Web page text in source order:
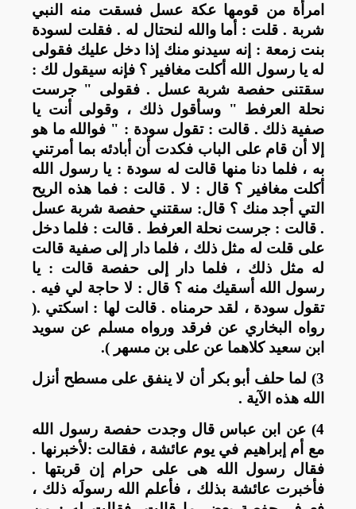
امرأة من قومها عكة عسل فسقت منه النبي
شربة . قلت : أما والله لنحتال له . فقلت لسودة
بنت زمعة : إنه سيدنو منك إذا دخل عليك فقولى
له يا رسول الله أكلت مغافير ؟ فإنه سيقول لك :
سقتنى حفصة شربة عسل . فقولى " جرست
نحلة العرفط " وسأقول ذلك ، وقولى أنت يا
صفية ذلك . قالت : تقول سودة : " فوالله ما هو
إلا أن قام على الباب فكدت أن أبادئه بما أمرتني
به ، فلما دنا منها قالت له سودة : يا رسول الله
أكلت مغافير ؟ قال : لا . قالت : فما هذه الريح
التي أجد منك ؟ قال: سقتني حفصة شربة عسل
. قالت : جرست نحلة العرفط . قالت : فلما دخل
على قلت له مثل ذلك ، فلما دار إلى صفية قالت
له مثل ذلك ، فلما دار إلى حفصة قالت : يا
رسول الله أسقيك منه ؟ قال : لا حاجة لي فيه .
تقول سودة ، لقد حرمناه . قالت لها : اسكتي .(
رواه البخاري عن فرقد ورواه مسلم عن سويد
ابن سعيد كلاهما عن على بن مسهر ).
3) لما حلف أبو بكر أن لا ينفق على مسطح أنزل
الله هذه الآية .
4) عن ابن عباس قال وجدت حفصة رسول الله
مع أم إبراهيم في يوم عائشة ، فقالت :لأخبرنها .
فقال رسول الله هى على حرام إن قربتها .
فأخبرت عائشة بذلك ، فأعلم الله رسولَه ذلك ،